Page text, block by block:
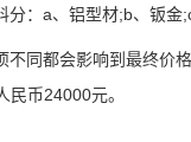
：a、铝型材;b、钣金
同都会影响到最终价格
民币24000元。